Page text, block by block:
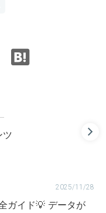
ツ
2025/11/28
ガイド💡 データが